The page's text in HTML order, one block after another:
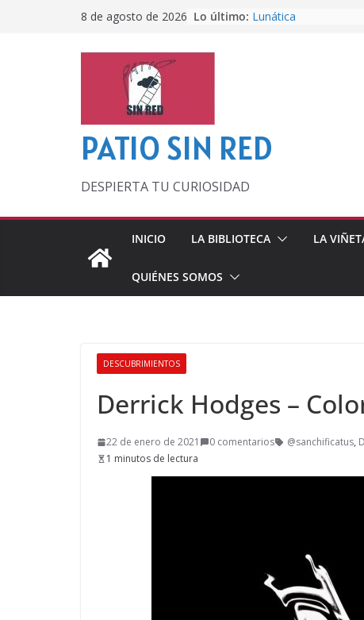
8 de agosto de 2026 Lo último: Lunática
PATIO SIN RED
DESPIERTA TU CURIOSIDAD
INICIO LA BIBLIOTECA LA
QUIÉNES SOMOS
DESCUBRIMIENTOS
Derrick Hodges –
22 de enero de 2021 0 comentarios @sanchificatus,
1 minutos de lectura